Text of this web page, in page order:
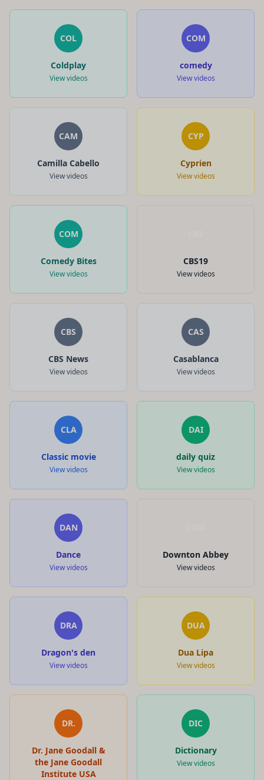
COL
Coldplay
View videos
COM
comedy
View videos
CAM
Camilla Cabello
View videos
CYP
Cyprien
View videos
COM
Comedy Bites
View videos
CBS19
View videos
CBS
CBS News
View videos
CAS
Casablanca
View videos
CLA
Classic movie
View videos
DAI
daily quiz
View videos
DAN
Dance
View videos
Downton Abbey
View videos
DRA
Dragon's den
View videos
DUA
Dua Lipa
View videos
DR.
Dr. Jane Goodall &
the Jane Goodall
Institute USA
DIC
Dictionary
View videos